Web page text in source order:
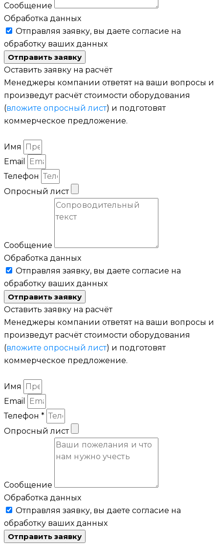
Сообщение
Обработка данных
Отправляя заявку, вы даете согласие на
обработку ваших данных
Отправить заявку
Оставить заявку на расчёт
Менеджеры компании ответят на ваши вопросы и
произведут расчёт стоимости оборудования
(вложите опросный лист) и подготовят
коммерческое предложение.
Имя
Email
Телефон
Опросный лист
Сообщение
Обработка данных
Отправляя заявку, вы даете согласие на
обработку ваших данных
Отправить заявку
Оставить заявку на расчёт
Менеджеры компании ответят на ваши вопросы и
произведут расчёт стоимости оборудования
(вложите опросный лист) и подготовят
коммерческое предложение.
Имя
Email
Телефон *
Опросный лист
Сообщение
Обработка данных
Отправляя заявку, вы даете согласие на
обработку ваших данных
Отправить заявку